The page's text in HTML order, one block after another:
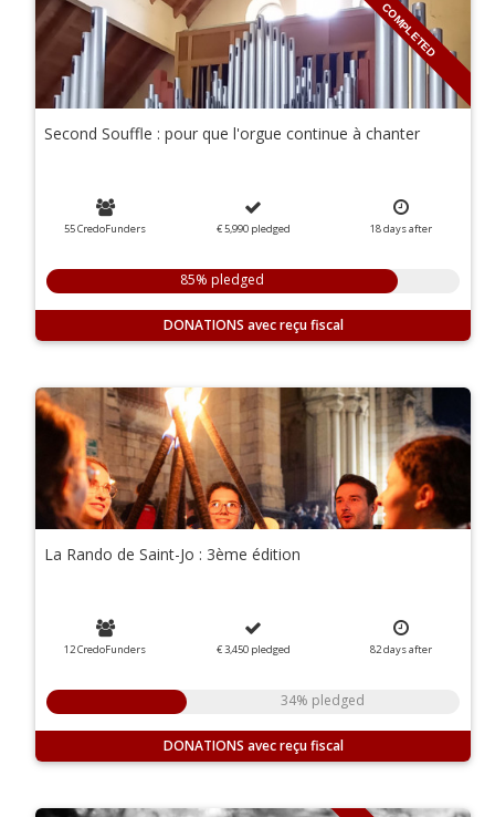
COMPLETED
Second Souffle : pour que l'orgue continue à chanter
55 CredoFunders € 5,990 pledged 18daysafter
85% pledged
DONATIONS
La Rando de Saint-Jo : 3ème édition
12 CredoFunders € 3,450 pledged 82daysafter
34% pledged
DONATIONS